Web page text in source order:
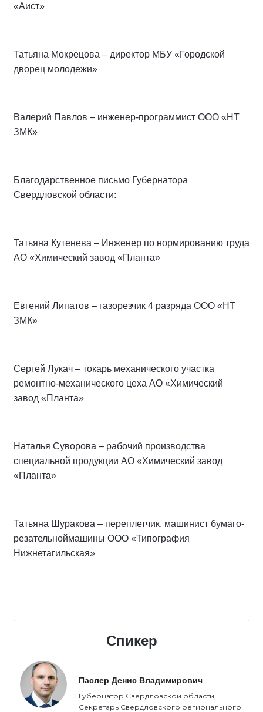
«Аист»
Татьяна Мокрецова – директор МБУ «Городской
дворец молодежи»
Валерий Павлов – инженер-программист ООО «НТ
ЗМК»
Благодарственное письмо Губернатора
Свердловской области:
Татьяна Кутенева – Инженер по нормированию труда
АО «Химический завод «Планта»
Евгений Липатов – газорезчик 4 разряда ООО «НТ
ЗМК»
Сергей Лукач – токарь механического участка
ремонтно-механического цеха АО «Химический
завод «Планта»
Наталья Суворова – рабочий производства
специальной продукции АО «Химический завод
«Планта»
Татьяна Шуракова – переплетчик, машинист бумаго-
резательноймашины ООО «Типография
Нижнетагильская»
Спикер
Паслер Денис Владимирович
Губернатор Свердловской области,
Секретарь Свердловского регионального